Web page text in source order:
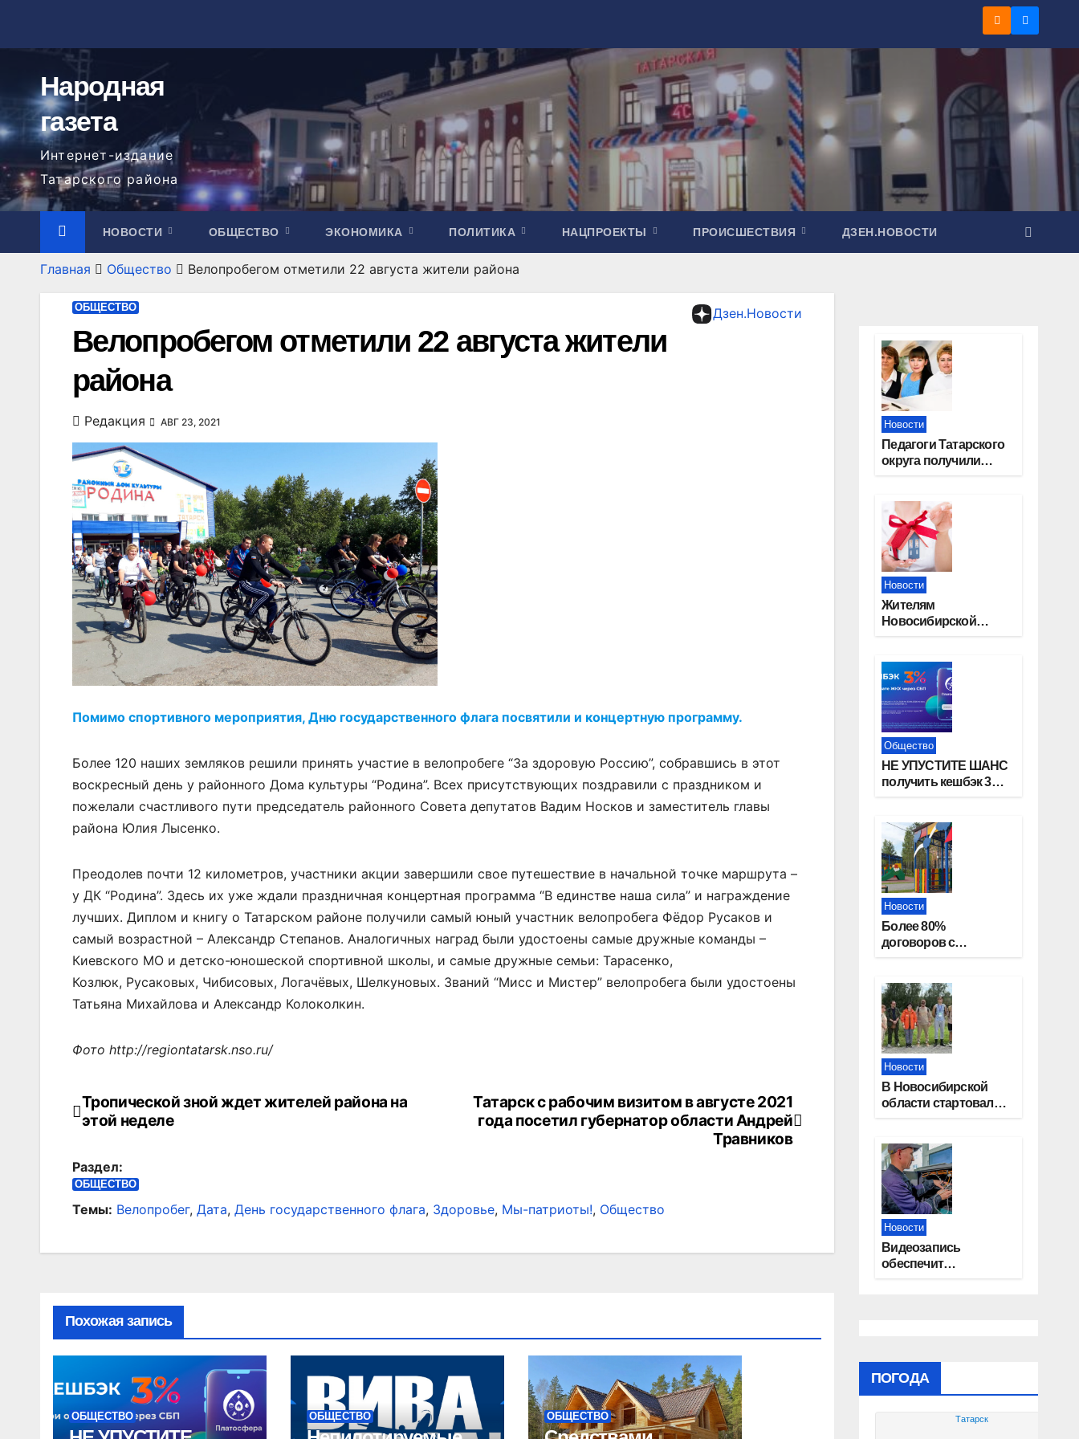
содержимому
Народная
газета
Интернет-издание
Татарского района
НОВОСТИ ОБЩЕСТВО ЭКОНОМИКА ПОЛИТИКА НАЦПРОЕКТЫ ПРОИСШЕСТВИЯ ДЗЕН.НОВОСТИ
Главная Общество Велопробегом отметили 22 августа жители района
Дзен.Новости
ОБЩЕСТВО
Велопробегом отметили 22 августа жители
района
Редакция АВГ 23, 2021
Помимо спортивного мероприятия, Дню государственного флага посвятили и концертную программу.
Более 120 наших земляков решили принять участие в велопробеге “За здоровую Россию”, собравшись в этот
воскресный день у районного Дома культуры “Родина”. Всех присутствующих поздравили с праздником и
пожелали счастливого пути председатель районного Совета депутатов Вадим Носков и заместитель главы
района Юлия Лысенко.
Преодолев почти 12 километров, участники акции завершили свое путешествие в начальной точке маршрута –
у ДК “Родина”. Здесь их уже ждали праздничная концертная программа “В единстве наша сила” и награждение
лучших. Диплом и книгу о Татарском районе получили самый юный участник велопробега Фёдор Русаков и
самый возрастной – Александр Степанов. Аналогичных наград были удостоены самые дружные команды –
Киевского МО и детско-юношеской спортивной школы, и самые дружные семьи: Тарасенко,
Козлюк, Русаковых, Чибисовых, Логачёвых, Шелкуновых. Званий “Мисс и Мистер” велопробега были удостоены
Татьяна Михайлова и Александр Колоколкин.
Фото http://regiontatarsk.nso.ru/
Навигация
записям
Татарск с рабочим визитом в августе 2021
года посетил губернатор области Андрей
Травников
Тропической зной ждет жителей района на
этой неделе
Раздел:
ОБЩЕСТВО
Темы: Велопробег, Дата, День государственного флага, Здоровье, Мы-патриоты!, Общество
Похожая запись
ОБЩЕСТВО ОБЩЕСТВО ОБЩЕСТВО
Новости
Педагоги Татарского
округа получили
Новости
Жителям
Новосибирской
оформить право
собственности на
квартиру
Общество
НЕ УПУСТИТЕ ШАНС
получить кешбэк 3%
Новости
Более 80%
договоров с
Новосибирской
области оформили
онлайн
Новости
В Новосибирской
области стартовал
Новости
Видеозапись
обеспечит
ПОГОДА
Татарск